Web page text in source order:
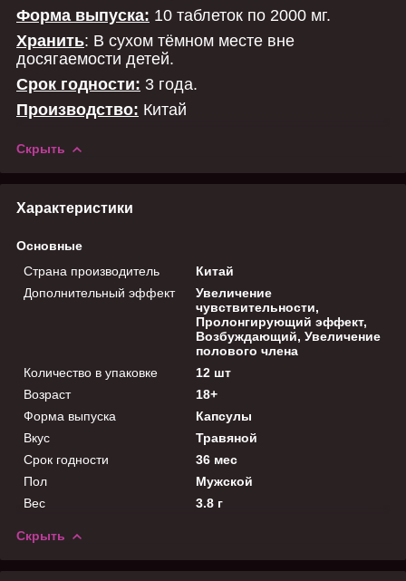
Форма выпуска: 10 таблеток по 2000 мг.
Хранить: В сухом тёмном месте вне
досягаемости детей.
Срок годности: 3 года.
Производство: Китай
Скрыть
Характеристики
Основные
Страна производитель
Китай
Дополнительный эффект
Увеличение
чувствительности,
Пролонгирующий эффект,
Возбуждающий, Увеличение
полового члена
Количество в упаковке
12 шт
Возраст
18+
Форма выпуска
Капсулы
Вкус
Травяной
Срок годности
36 мес
Пол
Мужской
Вес
3.8 г
Скрыть